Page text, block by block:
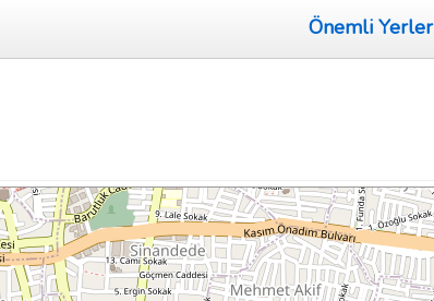
Önemli Yerler